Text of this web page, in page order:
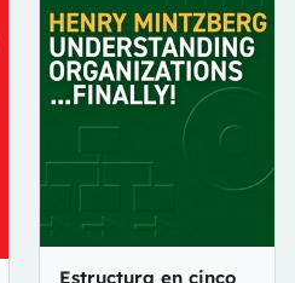
Estructura en cinco